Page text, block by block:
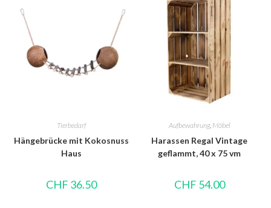
Tierbedarf
Hängebrücke mit Kokosnuss
Haus
CHF 36.50
Aufbewahrung, Möbel
Harassen Regal Vintage
geflammt, 40 x 75 vm
CHF 54.00